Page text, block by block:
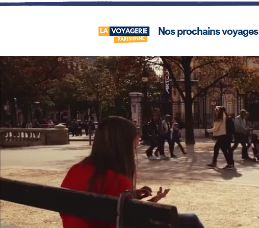
Nos prochains voyages